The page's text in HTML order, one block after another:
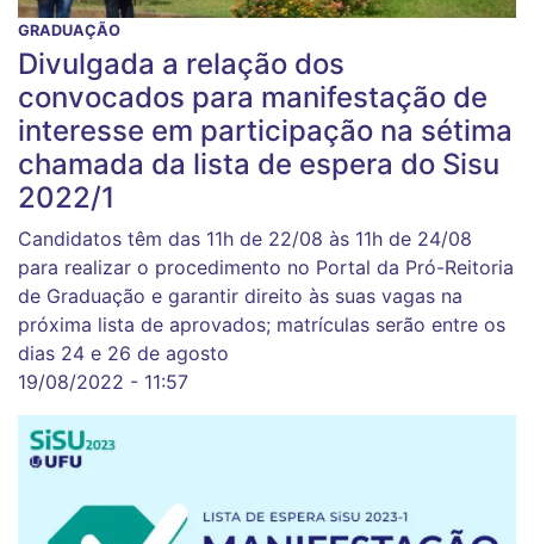
GRADUAÇÃO
Divulgada a relação dos
convocados para manifestação de
interesse em participação na sétima
chamada da lista de espera do Sisu
2022/1
Candidatos têm das 11h de 22/08 às 11h de 24/08
para realizar o procedimento no Portal da Pró-Reitoria
de Graduação e garantir direito às suas vagas na
próxima lista de aprovados; matrículas serão entre os
dias 24 e 26 de agosto
19/08/2022 - 11:57